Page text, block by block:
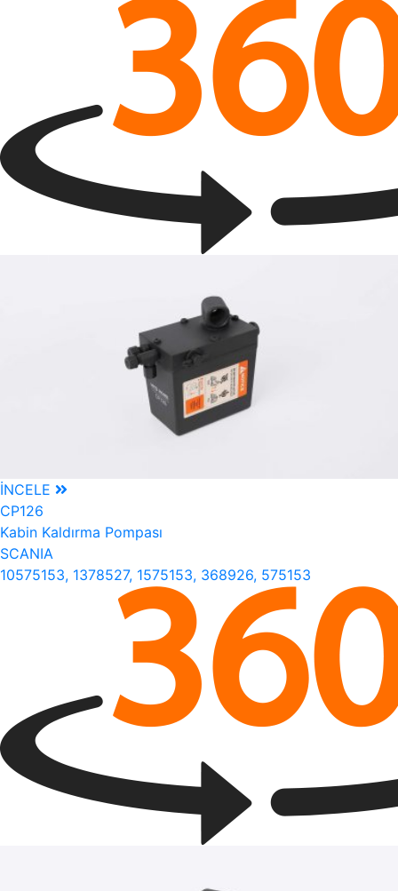
İNCELE
CP126
Kabin Kaldırma Pompası
SCANIA
10575153, 1378527, 1575153, 368926, 575153